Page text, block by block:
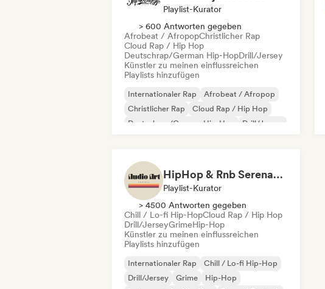
Playlist-Kurator
> 600 Antworten gegeben
Afrobeat / AfropopChristlicher Rap
Cloud Rap / Hip Hop
Deutschrap/German Hip-HopDrill/Jersey
Künstler zu meinen einflussreichen
Playlists hinzufügen
Internationaler Rap
Afrobeat / Afropop
Christlicher Rap
Cloud Rap / Hip Hop
Deutschrap/German Hip-Hop
Drill/Jersey
HipHop & Rnb Serenade (by Audio Art Central)
Playlist-Kurator
> 4500 Antworten gegeben
Chill / Lo-fi Hip-HopCloud Rap / Hip Hop
Drill/JerseyGrimeHip-Hop
Künstler zu meinen einflussreichen
Playlists hinzufügen
Internationaler Rap
Chill / Lo-fi Hip-Hop
Drill/Jersey
Grime
Hip-Hop